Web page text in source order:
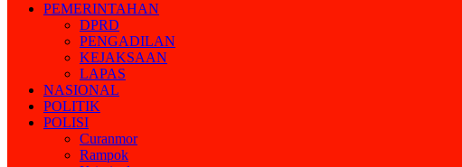
PEMERINTAHAN
DPRD
PENGADILAN
KEJAKSAAN
LAPAS
NASIONAL
POLITIK
POLISI
Curanmor
Rampok